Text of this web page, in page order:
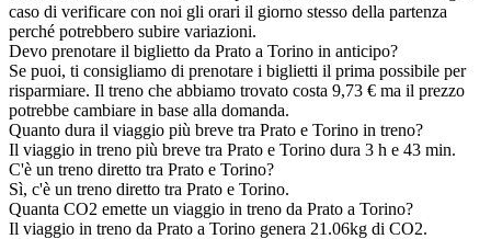
caso di verificare con noi gli orari il giorno stesso della partenza
perché potrebbero subire variazioni.
Devo prenotare il biglietto da Prato a Torino in anticipo?
Se puoi, ti consigliamo di prenotare i biglietti il prima possibile per
risparmiare. Il treno che abbiamo trovato costa 9,73 € ma il prezzo
potrebbe cambiare in base alla domanda.
Quanto dura il viaggio più breve tra Prato e Torino in treno?
Il viaggio in treno più breve tra Prato e Torino dura 3 h e 43 min.
C'è un treno diretto tra Prato e Torino?
Sì, c'è un treno diretto tra Prato e Torino.
Quanta CO2 emette un viaggio in treno da Prato a Torino?
Il viaggio in treno da Prato a Torino genera 21.06kg di CO2.